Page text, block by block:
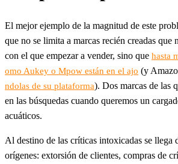
El mejor ejemplo de la magnitud de este
que no se limita a marcas recién creadas que
con el que empezar a vender, sino que hasta
omo Aukey o Mpow están en el ajo (y
ndolas de su plataforma). Dos marcas de las
en las búsquedas cuando queremos un
acuáticos.
Al destino de las críticas intoxicadas se llega
orígenes: extorsión de clientes, compras de